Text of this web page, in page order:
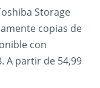
Storage
copias de
con
A partir de 54,99